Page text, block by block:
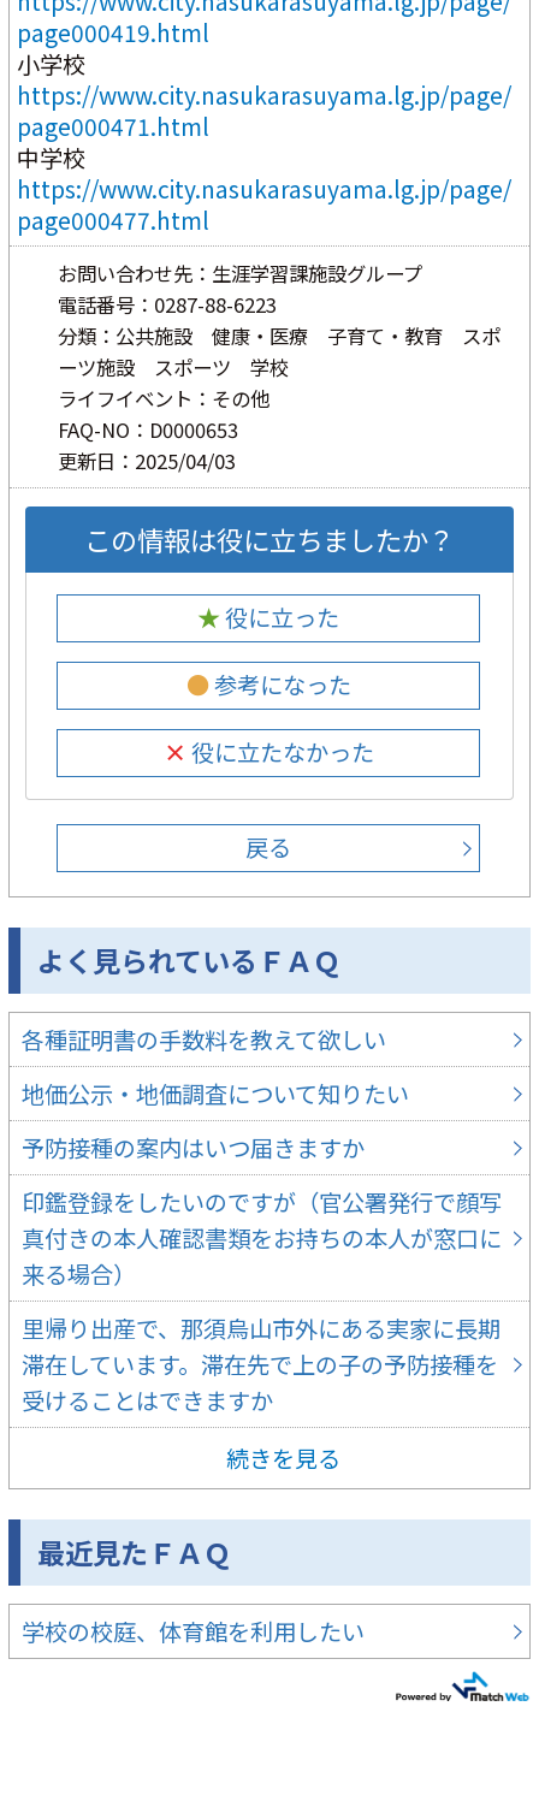
page000419.html
小学校
https://www.city.nasukarasuyama.lg.jp/page/
page000471.html
中学校
https://www.city.nasukarasuyama.lg.jp/page/
page000477.html
お問い合わせ先：生涯学習課施設グループ
電話番号：0287-88-6223
分類：公共施設 健康・医療 子育て・教育 スポ
ーツ施設 スポーツ 学校
ライフイベント：その他
FAQ-NO：D0000653
更新日：2025/04/03
この情報は役に立ちましたか？
★ 役に立った
● 参考になった
× 役に立たなかった
戻る
よく見られているＦＡＱ
各種証明書の手数料を教えて欲しい
地価公示・地価調査について知りたい
予防接種の案内はいつ届きますか
印鑑登録をしたいのですが（官公署発行で顔写
真付きの本人確認書類をお持ちの本人が窓口に
来る場合）
里帰り出産で、那須烏山市外にある実家に長期
滞在しています。滞在先で上の子の予防接種を
受けることはできますか
続きを見る
最近見たＦＡＱ
学校の校庭、体育館を利用したい